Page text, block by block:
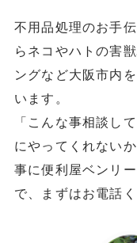
不用品処理のお手
らネコやハトの害
ングなど大阪市内
います。
「こんな事相談し
にやってくれない
事に便利屋ベンリ
で、まずはお電話く